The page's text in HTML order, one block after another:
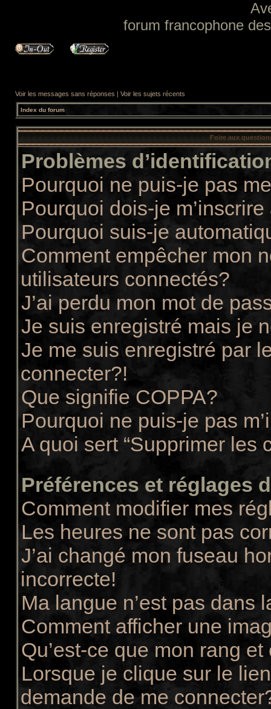
forum francophone
Voir les messages sans réponses | Voir les sujets récents
Index du forum
Foire aux
Problèmes
Pourquoi ne puis-je pas
Pourquoi dois-je
Pourquoi suis-je
Comment empêcher mon
utilisateurs connectés?
J’ai perdu mon mot de
Je suis enregistré mais je
Je me suis enregistré par
connecter?!
Que signifie COPPA?
Pourquoi ne puis-je pas
A quoi sert “Supprimer les
Préférences et réglages
Comment modifier mes
Les heures ne sont pas
J’ai changé mon fuseau
incorrecte!
Ma langue n’est pas dans
Comment afficher une
Qu’est-ce que mon rang
Lorsque je clique sur le
demande de me